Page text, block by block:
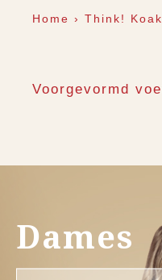
Home › Think!
Voorgevormd
Dames